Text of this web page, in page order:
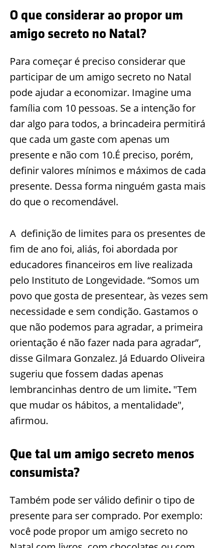
O que considerar ao propor um
amigo secreto no Natal?
Para começar é preciso considerar que
participar de um amigo secreto no Natal
pode ajudar a economizar. Imagine uma
família com 10 pessoas. Se a intenção for
dar algo para todos, a brincadeira permitirá
que cada um gaste com apenas um
presente e não com 10.É preciso, porém,
definir valores mínimos e máximos de cada
presente. Dessa forma ninguém gasta mais
do que o recomendável.
A definição de limites para os presentes de
fim de ano foi, aliás, foi abordada por
educadores financeiros em live realizada
pelo Instituto de Longevidade. “Somos um
povo que gosta de presentear, às vezes sem
necessidade e sem condição. Gastamos o
que não podemos para agradar, a primeira
orientação é não fazer nada para agradar”,
disse Gilmara Gonzalez. Já Eduardo Oliveira
sugeriu que fossem dadas apenas
lembrancinhas dentro de um limite. "Tem
que mudar os hábitos, a mentalidade",
afirmou.
Que tal um amigo secreto menos
consumista?
Também pode ser válido definir o tipo de
presente para ser comprado. Por exemplo:
você pode propor um amigo secreto no